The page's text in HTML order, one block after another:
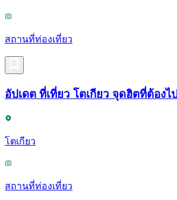
สถานที่ท่องเที่ยว
อัปเดต ที่เที่ยว โตเกียว จุดฮิตที่ต้องไ
โตเกียว
สถานที่ท่องเที่ยว